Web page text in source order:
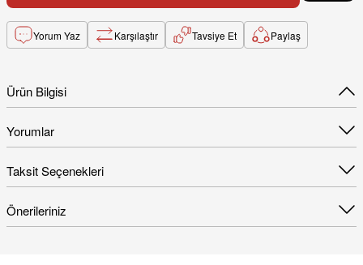
Yorum Yaz Karşılaştır Tavsiye Et Paylaş
Ürün Bilgisi
Yorumlar
Taksit Seçenekleri
Önerileriniz